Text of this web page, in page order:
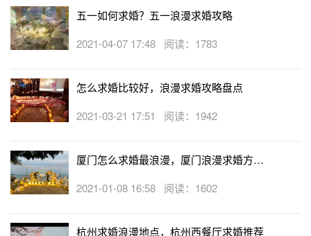
划公司多少钱 七夕找策划公司布置一次求婚的费用是多少?
来看看你亏了没有，考虑一下预算，设计一个求婚的创意。
相信只要是用心筹划的求婚，一定能够成功的!Tell
五一如何求婚？五一浪漫求婚攻略
2021-04-07 17:48 阅读：1783
怎么求婚比较好，浪漫求婚攻略盘点
2021-03-21 17:51 阅读：1942
厦门怎么求婚最浪漫，厦门浪漫求婚方式
2021-01-08 16:58 阅读：1602
杭州求婚浪漫地点，杭州西餐厅求婚推荐